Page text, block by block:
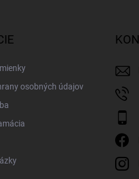
osobných údajov